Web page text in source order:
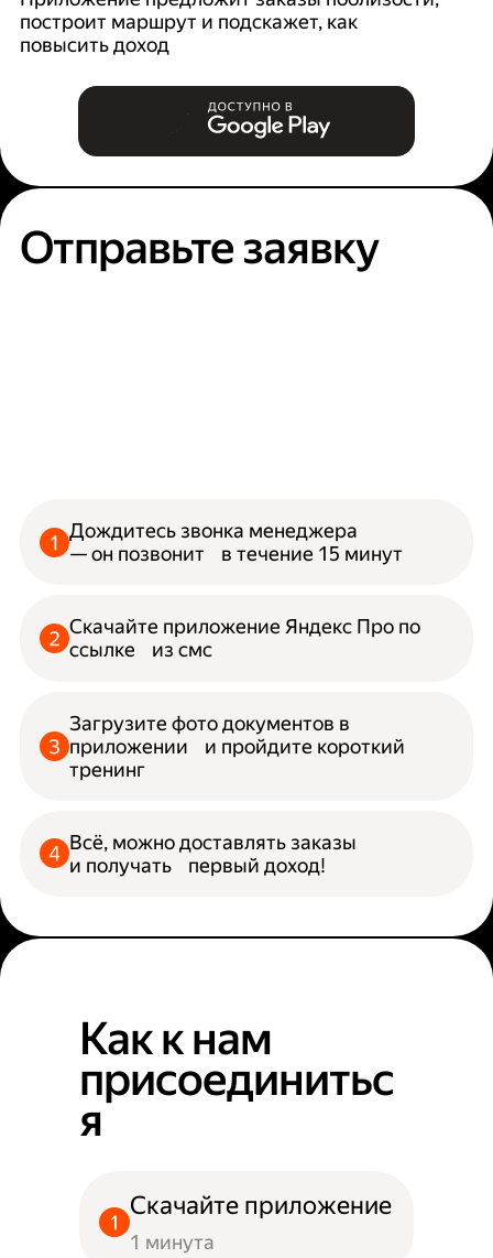
построит маршрут и подскажет, как
повысить доход
Отправьте заявку
Дождитесь звонка менеджера
— он позвонит в течение 15 минут
Скачайте приложение Яндекс Про по
ссылке из смс
Загрузите фото документов в
приложении и пройдите короткий
тренинг
Всё, можно доставлять заказы
и получать первый доход!
Как к нам
присоединитьс
я
Скачайте приложение
1 минута